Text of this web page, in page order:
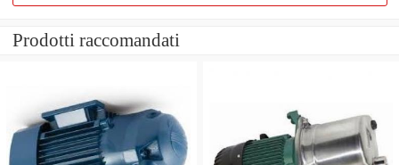
Prodotti raccomandati